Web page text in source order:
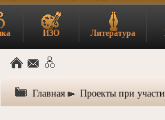
ИЗО Литература
Главная Проекты при